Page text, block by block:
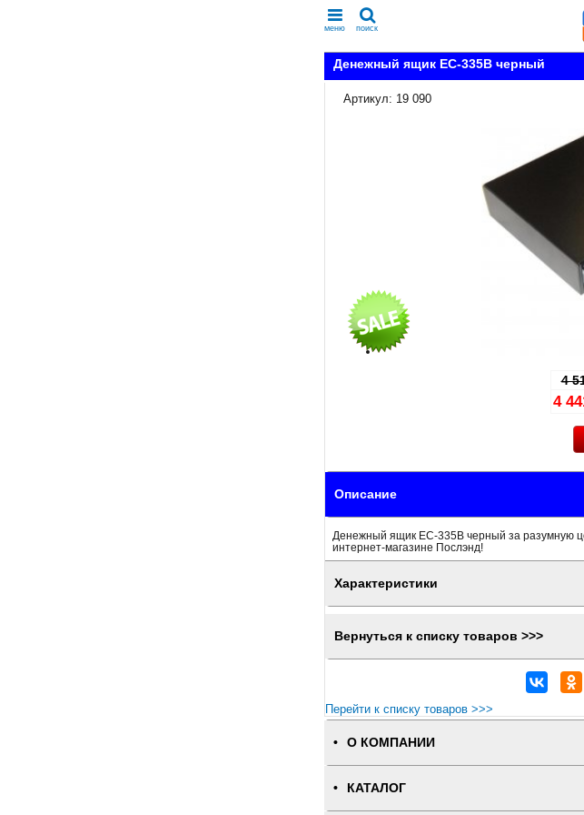
меню поиск
Денежный ящик EC-335B черный
Артикул: 19 090
4
4
Описание
Денежный ящик EC-335B черный за разумную
интернет-магазине Послэнд!
Характеристики
Вернуться к списку товаров >>>
Перейти к списку товаров >>>
О КОМПАНИИ
КАТАЛОГ